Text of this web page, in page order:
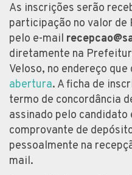
As inscrições serão
participação no valor de
pelo e-mail
diretamente na
Veloso, no endereço que
abertura. A ficha de
termo de concordância
assinado pelo candidato
comprovante de
pessoalmente na
mail.